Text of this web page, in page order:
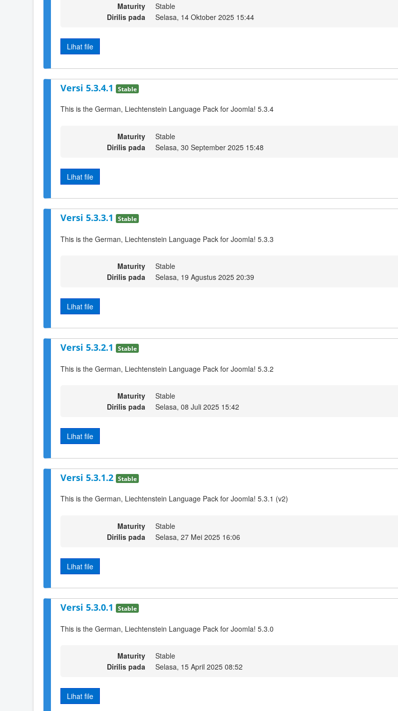
Maturity
Stable
Dirilis pada
Selasa, 14 Oktober 2025 15:44
Lihat file
Versi 5.3.4.1 Stable
This is the German, Liechtenstein Language Pack for Joomla! 5.3.4
Maturity
Stable
Dirilis pada
Selasa, 30 September 2025 15:48
Lihat file
Versi 5.3.3.1 Stable
This is the German, Liechtenstein Language Pack for Joomla! 5.3.3
Maturity
Stable
Dirilis pada
Selasa, 19 Agustus 2025 20:39
Lihat file
Versi 5.3.2.1 Stable
This is the German, Liechtenstein Language Pack for Joomla! 5.3.2
Maturity
Stable
Dirilis pada
Selasa, 08 Juli 2025 15:42
Lihat file
Versi 5.3.1.2 Stable
This is the German, Liechtenstein Language Pack for Joomla! 5.3.1 (v2)
Maturity
Stable
Dirilis pada
Selasa, 27 Mei 2025 16:06
Lihat file
Versi 5.3.0.1 Stable
This is the German, Liechtenstein Language Pack for Joomla! 5.3.0
Maturity
Stable
Dirilis pada
Selasa, 15 April 2025 08:52
Lihat file